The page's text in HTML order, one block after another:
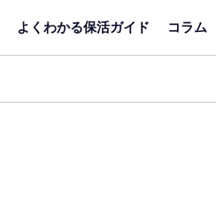
よくわかる保活ガイド コラム